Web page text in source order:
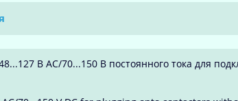
В AC/70...150 В постоянного тока для